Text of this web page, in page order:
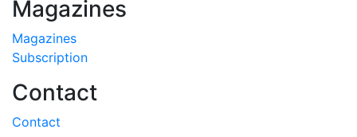
Magazines
Magazines
Subscription
Contact
Contact